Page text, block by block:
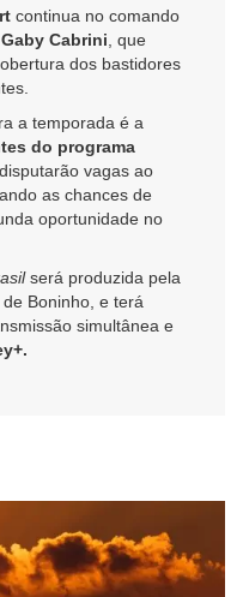
continua no comando
Gaby Cabrini , que
dos bastidores
a temporada é a
do programa
disputarão vagas ao
as chances de
oportunidade no
será produzida pela
Boninho, e terá
simultânea e